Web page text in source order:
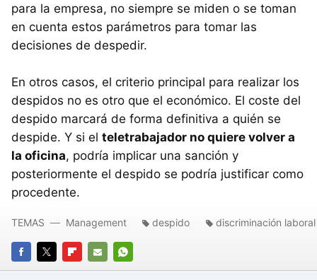
para la empresa, no siempre se miden o se toman
en cuenta estos parámetros para tomar las
decisiones de despedir.
En otros casos, el criterio principal para realizar los
despidos no es otro que el económico. El coste del
despido marcará de forma definitiva a quién se
despide. Y si el teletrabajador no quiere volver a
la oficina, podría implicar una sanción y
posteriormente el despido se podría justificar como
procedente.
FACEBOOK
TWITTERFLIPBOARD
E-
WHATSAPP
TEMAS Management despido discriminación laboral